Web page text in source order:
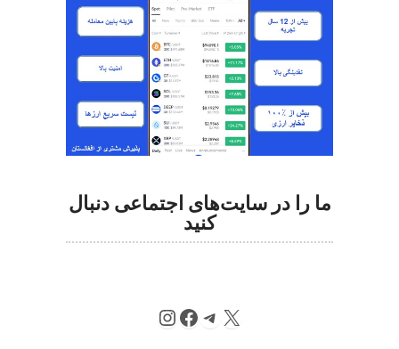
ما را در سایت‌های اجتماعی دنبال
کنید
X
Telegram
Facebook
Instagram